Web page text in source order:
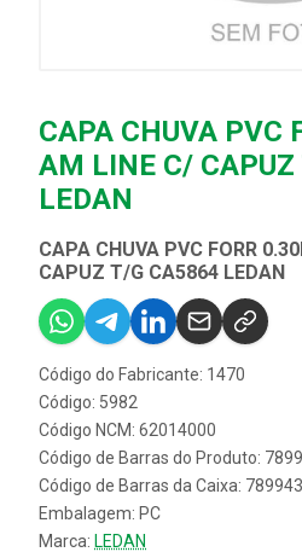
CAPA CHUVA PVC
AM LINE C/
LEDAN
CAPA CHUVA PVC FORR
CAPUZ T/G CA5864 LEDAN
Código do Fabricante: 1470
Código: 5982
Código NCM: 62014000
Código de Barras do Produto:
Código de Barras da Caixa:
Embalagem: PC
Marca: LEDAN